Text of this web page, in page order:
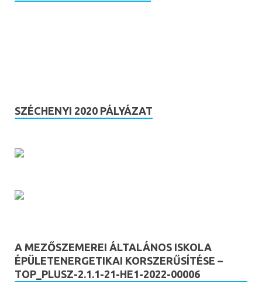
SZÉCHENYI 2020 PÁLYÁZAT
A MEZŐSZEMEREI ÁLTALÁNOS ISKOLA
ÉPÜLETENERGETIKAI KORSZERŰSÍTÉSE –
TOP_PLUSZ-2.1.1-21-HE1-2022-00006